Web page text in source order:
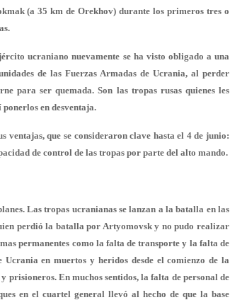
(a 35 km de Orekhov) durante los primeros tres o
ucraniano nuevamente se ha visto obligado a una
de las Fuerzas Armadas de Ucrania, al perder
para ser quemada. Son las tropas rusas quienes les
en desventaja.
ventajas, que se consideraron clave hasta el 4 de junio:
de control de las tropas por parte del alto mando.
Las tropas ucranianas se lanzan a la batalla en las
perdió la batalla por Artyomovsk y no pudo realizar
permanentes como la falta de transporte y la falta de
en muertos y heridos desde el comienzo de la
prisioneros. En muchos sentidos, la falta de personal de
en el cuartel general llevó al hecho de que la base